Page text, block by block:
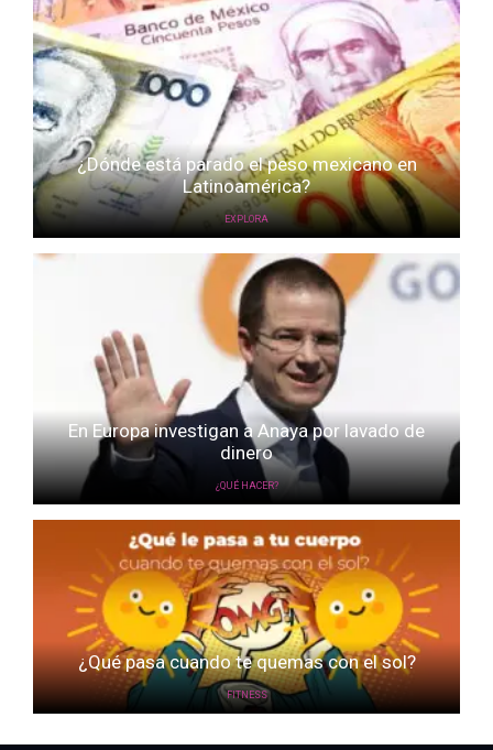
¿Dónde está parado el peso mexicano en
Latinoamérica?
EXPLORA
En Europa investigan a Anaya por lavado de
dinero
¿QUÉ HACER?
¿Qué pasa cuando te quemas con el sol?
FITNESS